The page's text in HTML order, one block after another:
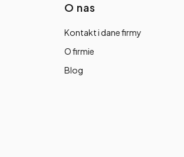
O nas
Kontakt i dane firmy
O firmie
Blog